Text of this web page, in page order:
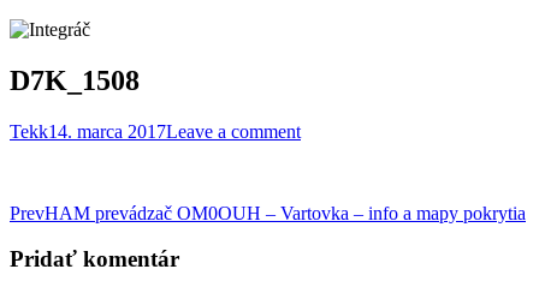
D7K_1508
Tekk14. marca 2017Leave a comment
Post
navigation
PrevHAM prevádzač OM0OUH – Vartovka – info a mapy pokrytia
Pridať komentár